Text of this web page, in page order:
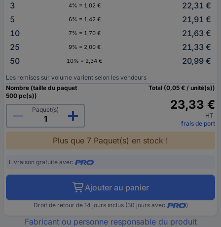
3
4% = 1,02 €
22,31 €
5
6% = 1,42 €
21,91 €
10
7% = 1,70 €
21,63 €
25
9% = 2,00 €
21,33 €
50
10% = 2,34 € 20,99 €
Les remises sur volume varient selon les vendeurs
Nombre (taille du paquet
500 pc(s))
Paquet(s)
Total (0,05 € / unité(s))
23,33 €
HT
frais de port
Plus que 7 Paquet(s) en stock !
Livraison gratuite avec
Ajouter au panier
Droit de retour de 14 jours inclus (30 jours avec )
Fabricant ou personne responsable du produit